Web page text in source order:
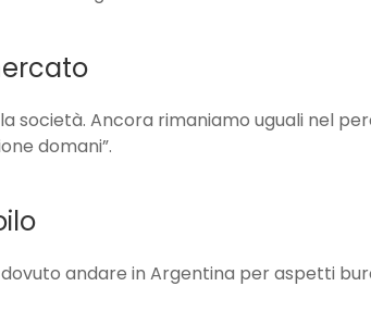
società. Ancora rimaniamo uguali nel
domani”.
dovuto andare in Argentina per aspetti